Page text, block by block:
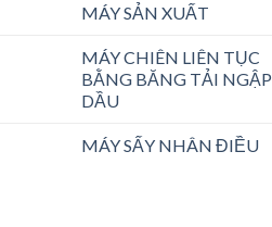
MÁY SẢN XUẤT
MÁY CHIÊN LIÊN TỤC
BẰNG BĂNG TẢI NGẬP
DẦU
MÁY SẤY NHÂN ĐIỀU